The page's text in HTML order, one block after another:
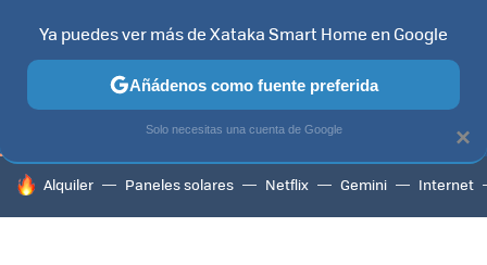
TELEVISORES CONTENIDOS SMART TV SELECCIÓN
HOY SE HABLA DE
Alquiler Paneles solares Netflix Gemini Internet
×
Ya puedes ver más de Xataka Smart Home en Google
Añádenos como fuente preferida
Solo necesitas una cuenta de Google